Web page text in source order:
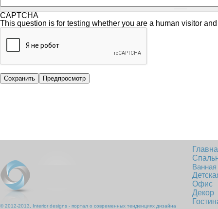
CAPTCHA
This question is for testing whether you are a human visitor
© 2012-2013, Interior designs - портал о современных тенденциях дизайна
Ванная
Офис
Декор